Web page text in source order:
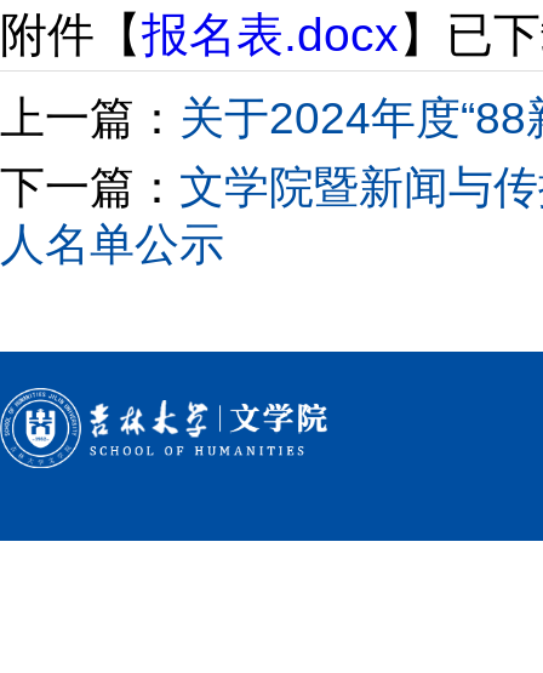
附件【报名表.docx】已
上一篇： 关于2024年度
下一篇： 文学院暨新闻与
人名单公示